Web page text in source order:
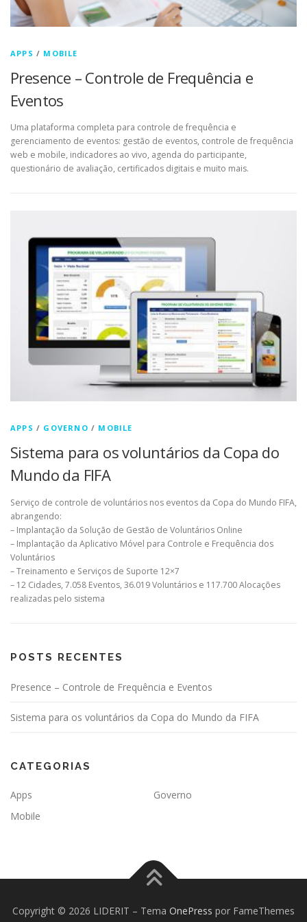
APPS / MOBILE
Presence – Controle de Frequência e
Eventos
Uma plataforma completa para controle de frequência e
gerenciamento de eventos: gestão de eventos, controle de frequência
web e mobile, indicadores ao vivo, agenda do participante,
questionário de avaliação, certificados digitais e muito mais.
APPS / GOVERNO / MOBILE
Sistema para os voluntários da Copa do
Mundo da FIFA
Serviço de controle de voluntários nos eventos da Copa do Mundo FIFA,
abrangendo:
– Implantação da Solução de Gestão de Voluntários Online
– Implantação da Aplicativo Móvel para Controle e Frequência dos
Voluntários
– Treinamento e Serviços de Suporte 12×7
– 12 Cidades, 7.058 Eventos, 36.019 Voluntários e 117.700 Alocações
realizadas pelo sistema
POSTS RECENTES
Presence – Controle de Frequência e Eventos
Sistema para os voluntários da Copa do Mundo da FIFA
CATEGORIAS
Apps
Governo
Mobile
Copyright © 2026 LIDERIT – Tema OnePress por FameThemes